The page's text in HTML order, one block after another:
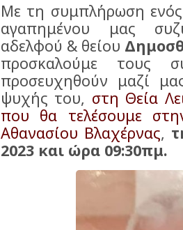
Με τη συμπλήρωση
αγαπημένου μας
αδελφού & θείου
προσκαλούμε τους
προσευχηθούν μαζί
ψυχής του, στη Θεία
που θα τελέσουμε
Αθανασίου Βλαχέρνας,
2023 και ώρα 09:30πμ.